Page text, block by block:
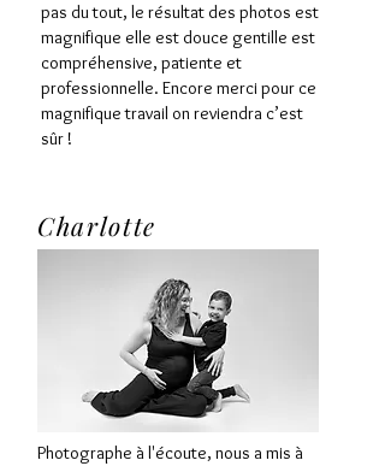
pas du tout, le résultat des photos est
magnifique elle est douce gentille est
compréhensive, patiente et
professionnelle. Encore merci pour ce
magnifique travail on reviendra c’est
sûr !
Charlotte
Photographe à l'écoute, nous a mis à